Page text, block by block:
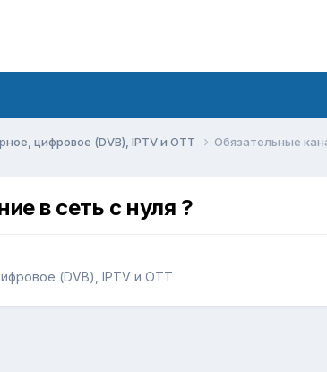
цифровое (DVB), IPTV и OTT Обязательные
в сеть с нуля ?
(DVB), IPTV и OTT